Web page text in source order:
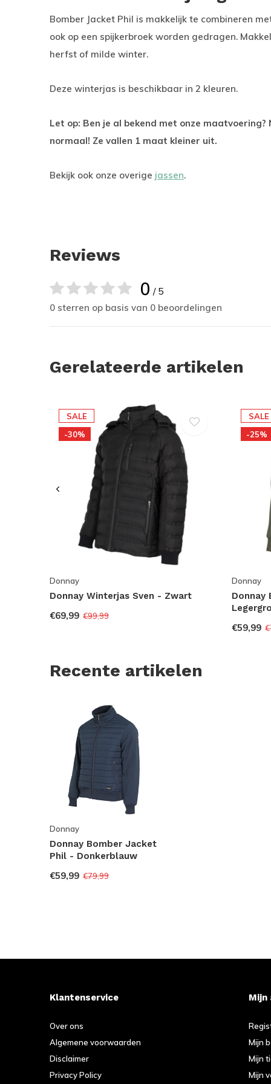
Bomber Jacket Phil is makkelijk te combineren
ook op een spijkerbroek worden gedragen.
herfst of milde winter.
Deze winterjas is beschikbaar in 2 kleuren.
Let op: Ben je al bekend met onze
normaal! Ze vallen 1 maat kleiner uit.
Bekijk ook onze overige jassen.
Reviews
0 / 5
0 sterren op basis van 0 beoordelingen
Gerelateerde artikelen
SALE
-30%
Donnay
Donnay Winterjas Sven - Zwart
€69,99 €99,99
SALE
-25%
Donnay
Donnay
€59,99
Recente artikelen
Donnay
Donnay Bomber Jacket
Phil - Donkerblauw
€59,99 €79,99
Klantenservice
Over ons
Algemene voorwaarden
Disclaimer
Privacy Policy
Mijn
Mijn
Mijn
Mijn